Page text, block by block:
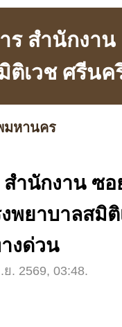
าร สำนักง
ติเวช ศรีนค
มหานคร
สำนักงาน ซ
พยาบาลสมิ
งด่วน
. 2569, 03:48.